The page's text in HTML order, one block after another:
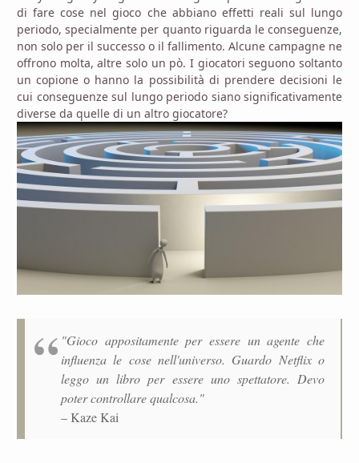
di fare cose nel gioco che abbiano effetti reali sul lungo
periodo, specialmente per quanto riguarda le conseguenze,
non solo per il successo o il fallimento. Alcune campagne ne
offrono molta, altre solo un pò. I giocatori seguono soltanto
un copione o hanno la possibilità di prendere decisioni le
cui conseguenze sul lungo periodo siano significativamente
diverse da quelle di un altro giocatore?
"Gioco appositamente per essere un agente che
influenza le cose nell'universo. Guardo Netflix o
leggo un libro per essere uno spettatore. Devo
poter controllare qualcosa."
– Kaze Kai